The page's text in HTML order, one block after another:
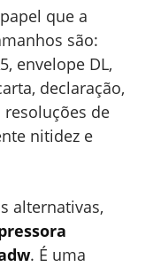
que a
são:
envelope DL,
declaração,
resoluções de
nitidez e
alternativas,
. É uma